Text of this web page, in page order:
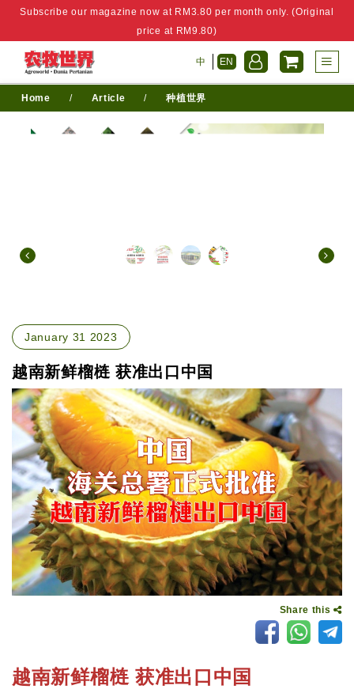
Subscribe our magazine now at RM3.80 per month only. (Original
price at RM9.80)
中 EN
Home / Article / 种植世界
January 31 2023
越南新鲜榴梿 获准出口中国
Share this
越南新鲜榴梿 获准出口中国